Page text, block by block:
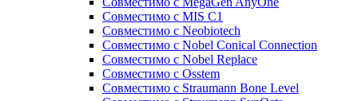
Совместимо с MIS С1
Совместимо с Neobiotech
Совместимо с Nobel Conical Connection
Совместимо с Nobel Replace
Совместимо с Osstem
Совместимо с Straumann Bone Level